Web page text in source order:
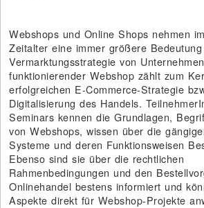
Webshops und Online Shops nehmen
Zeitalter eine immer größere
Vermarktungsstrategie von
funktionierender Webshop zählt zum
erfolgreichen E-Commerce-Strategie
Digitalisierung des Handels.
Seminars kennen die Grundlagen,
von Webshops, wissen über die
Systeme und deren Funktionsweisen
Ebenso sind sie über die rechtlichen
Rahmenbedingungen und den
Onlinehandel bestens informiert und
Aspekte direkt für Webshop-Projekte